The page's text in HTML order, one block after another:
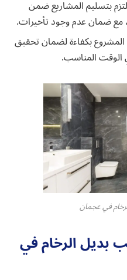
بتسليم المشاريع ضمن
مع ضمان عدم وجود تأخيرات.
بكفاءة لضمان تحقيق
الوقت المناسب.
في عجمان
الرخام في